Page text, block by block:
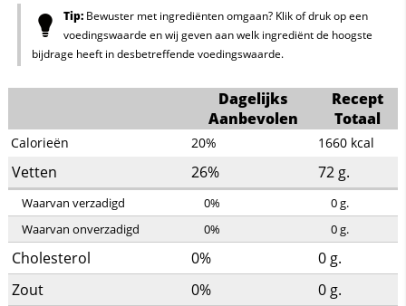
Tip:Bewuster met ingrediënten omgaan? Klik of druk op een
voedingswaarde en wij geven aan welk ingrediënt de hoogste
bijdrage heeft in desbetreffende voedingswaarde.
Dagelijks
Aanbevolen
Recept
Totaal
Calorieën 20% 1660 kcal
Vetten 26% 72 g.
Waarvan verzadigd 0% 0g.
Waarvan onverzadigd
0% 0g.
Cholesterol 0% 0 g.
Zout
0% 0 g.